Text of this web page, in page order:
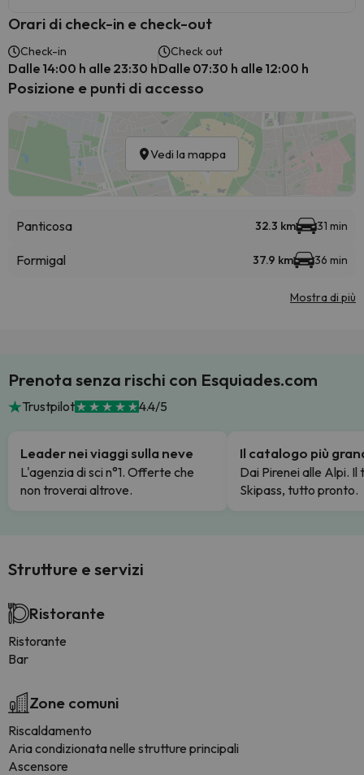
Orari di check-in e check-out
Check-in
Dalle 14:00 h alle 23:30 h
Check out
Dalle 07:30 h alle 12:00 h
Posizione e punti di accesso
Vedi la mappa
Panticosa 32.3 km 31 min
Formigal 37.9 km 36 min
Mostra di più
Prenota senza rischi con Esquiades.com
Trustpilot 4.4/5
Leader nei viaggi sulla neve
L'agenzia di sci n°1. Offerte che
non troverai altrove.
Il catalogo più
Dai Pirenei alle Alpi. Il
Skipass, tutto pronto.
Strutture e servizi
Ristorante
Ristorante
Bar
Zone comuni
Riscaldamento
Aria condizionata nelle strutture principali
Ascensore